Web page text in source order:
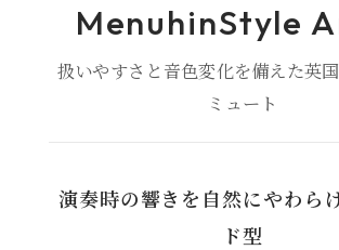
MenuhinStyle
扱いやすさと音色変化を備えた英
ミュート
演奏時の響きを自然にやわら
ド型